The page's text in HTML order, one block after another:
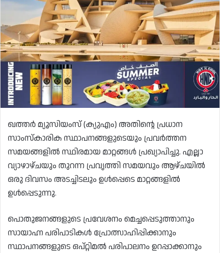
ഖത്തർ മ്യൂസിയംസ് (ക്യുഎം) അതിൻ്റെ പ്രധാന
സാംസ്കാരിക സ്ഥാപനങ്ങളുടെയും പ്രവർത്തന
സമയങ്ങളിൽ സ്ഥിരമായ മാറ്റങ്ങൾ പ്രഖ്യാപിച്ചു. എല്ലാ
വ്യാഴാഴ്ചയും തുറന്ന പ്രവൃത്തി സമയവും ആഴ്ചയിൽ
ഒരു ദിവസം അടച്ചിടലും ഉൾപ്പെടെ മാറ്റങ്ങളിൽ
ഉൾപ്പെടുന്നു.
പൊതുജനങ്ങളുടെ പ്രവേശനം മെച്ചപ്പെടുത്താനും
സായാഹ്ന പരിപാടികൾ പ്രോത്സാഹിപ്പിക്കാനും
സ്ഥാപനങ്ങളുടെ ഒപ്റ്റിമൽ പരിപാലനം ഉറപ്പാക്കാനും